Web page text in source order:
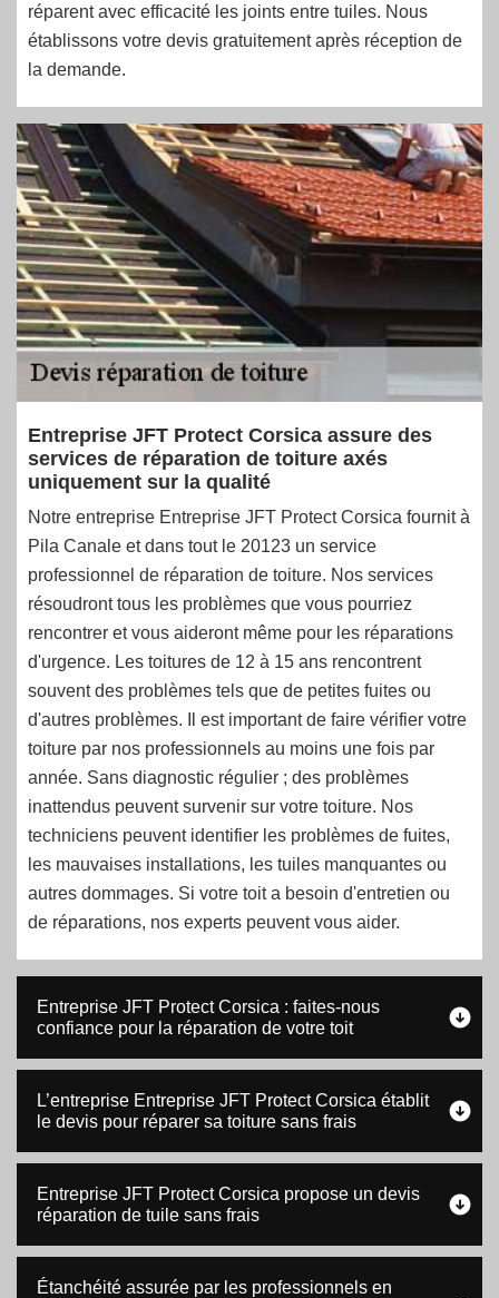
réparent avec efficacité les joints entre tuiles. Nous
établissons votre devis gratuitement après réception de
la demande.
Entreprise JFT Protect Corsica assure des
services de réparation de toiture axés
uniquement sur la qualité
Notre entreprise Entreprise JFT Protect Corsica fournit à
Pila Canale et dans tout le 20123 un service
professionnel de réparation de toiture. Nos services
résoudront tous les problèmes que vous pourriez
rencontrer et vous aideront même pour les réparations
d'urgence. Les toitures de 12 à 15 ans rencontrent
souvent des problèmes tels que de petites fuites ou
d'autres problèmes. Il est important de faire vérifier votre
toiture par nos professionnels au moins une fois par
année. Sans diagnostic régulier ; des problèmes
inattendus peuvent survenir sur votre toiture. Nos
techniciens peuvent identifier les problèmes de fuites,
les mauvaises installations, les tuiles manquantes ou
autres dommages. Si votre toit a besoin d'entretien ou
de réparations, nos experts peuvent vous aider.
Entreprise JFT Protect Corsica : faites-nous
confiance pour la réparation de votre toit
L’entreprise Entreprise JFT Protect Corsica établit
le devis pour réparer sa toiture sans frais
Entreprise JFT Protect Corsica propose un devis
réparation de tuile sans frais
Étanchéité assurée par les professionnels en